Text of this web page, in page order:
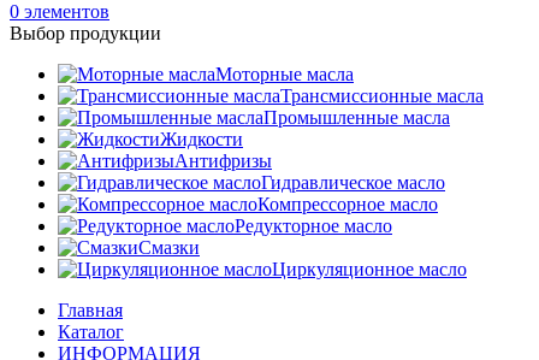
0 элементов
Выбор продукции
Моторные масла
Трансмиссионные масла
Промышленные масла
Жидкости
Антифризы
Гидравлическое масло
Компрессорное масло
Редукторное масло
Смазки
Циркуляционное масло
Главная
Каталог
ИНФОРМАЦИЯ